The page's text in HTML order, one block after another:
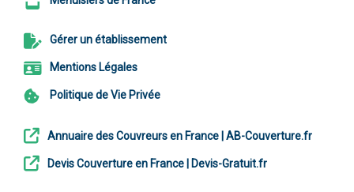
Gérer un établissement
Mentions Légales
Politique de Vie Privée
Annuaire des Couvreurs en France | AB-Couverture.fr
Devis Couverture en France | Devis-Gratuit.fr